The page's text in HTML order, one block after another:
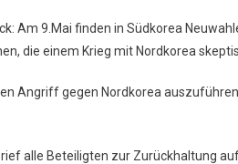
Am 9.Mai finden in Südkorea
die einem Krieg mit Nordkorea
Angriff gegen Nordkorea
alle Beteiligten zur Zurückhaltung